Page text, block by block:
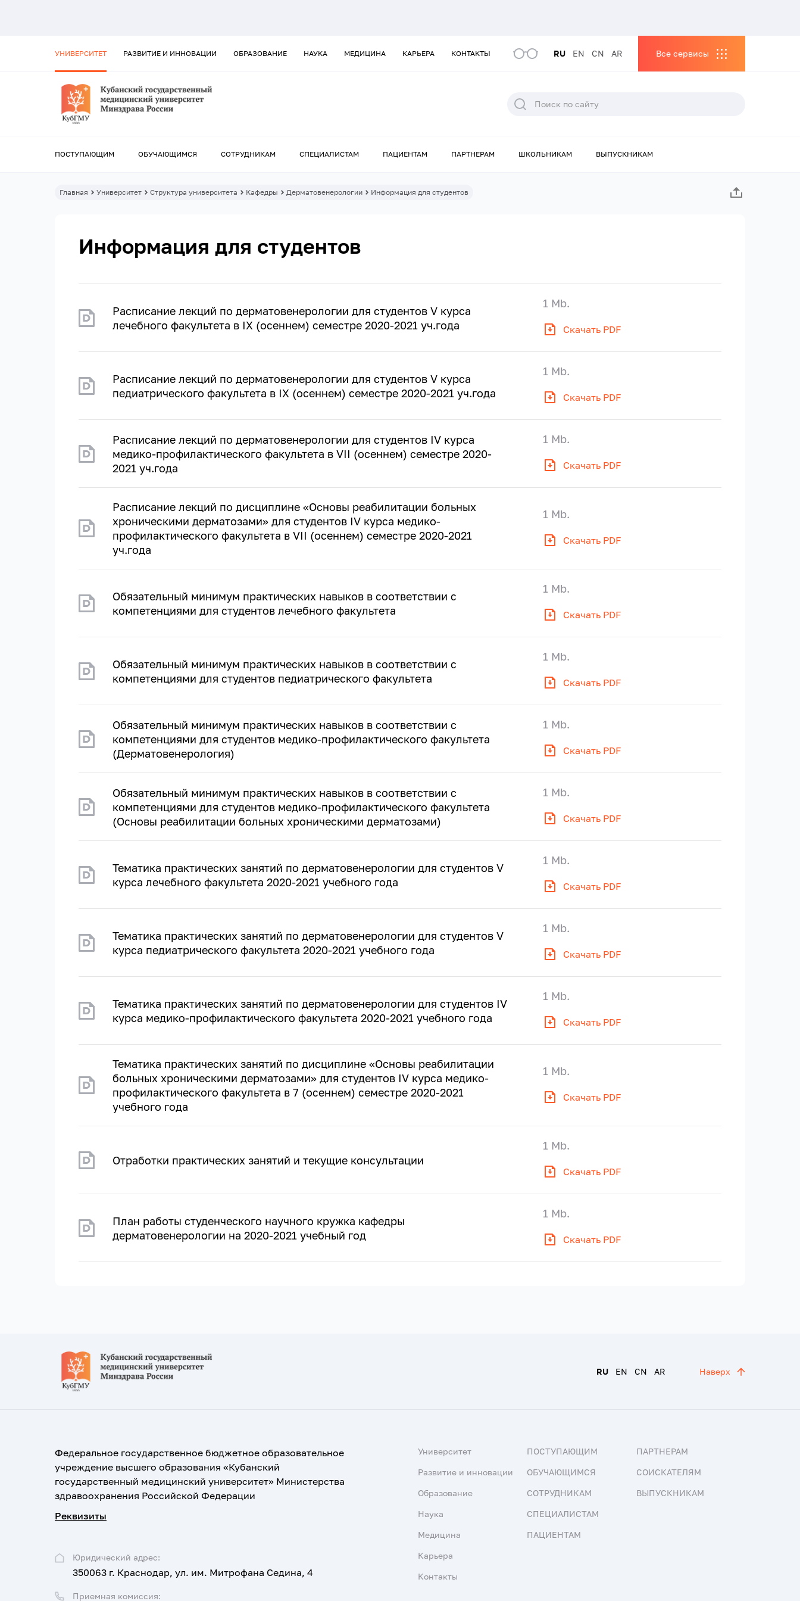
УНИВЕРСИТЕТ РАЗВИТИЕ И ИННОВАЦИИ ОБРАЗОВАНИЕ НАУКА МЕДИЦИНА КАРЬЕРА КОНТАКТЫ RU EN CN AR Все сервисы
ПОСТУПАЮЩИМ ОБУЧАЮЩИМСЯ СОТРУДНИКАМ СПЕЦИАЛИСТАМ ПАЦИЕНТАМ ПАРТНЕРАМ ШКОЛЬНИКАМ ВЫПУСКНИКАМ
Главная Университет Структура университета Кафедры Дерматовенерологии Информация для студентов
Информация для студентов
Расписание лекций по дерматовенерологии для студентов V курса
лечебного факультета в IX (осеннем) семестре 2020-2021 уч.года
Скачать PDF
1 Mb.
Расписание лекций по дерматовенерологии для студентов V курса
педиатрического факультета в IX (осеннем) семестре 2020-2021 уч.года
Скачать PDF
1 Mb.
Расписание лекций по дерматовенерологии для студентов IV курса
медико-профилактического факультета в VII (осеннем) семестре 2020-
2021 уч.года
Скачать PDF
1 Mb.
Расписание лекций по дисциплине «Основы реабилитации больных
хроническими дерматозами» для студентов IV курса медико-
профилактического факультета в VII (осеннем) семестре 2020-2021
уч.года
Скачать PDF
1 Mb.
Обязательный минимум практических навыков в соответствии с
компетенциями для студентов лечебного факультета
Скачать PDF
1 Mb.
Обязательный минимум практических навыков в соответствии с
компетенциями для студентов педиатрического факультета
Скачать PDF
1 Mb.
Обязательный минимум практических навыков в соответствии с
компетенциями для студентов медико-профилактического факультета
(Дерматовенерология)
Скачать PDF
1 Mb.
Обязательный минимум практических навыков в соответствии с
компетенциями для студентов медико-профилактического факультета
(Основы реабилитации больных хроническими дерматозами)
Скачать PDF
1 Mb.
Тематика практических занятий по дерматовенерологии для студентов V
курса лечебного факультета 2020-2021 учебного года
Скачать PDF
1 Mb.
Тематика практических занятий по дерматовенерологии для студентов V
курса педиатрического факультета 2020-2021 учебного года
Скачать PDF
1 Mb.
Тематика практических занятий по дерматовенерологии для студентов IV
курса медико-профилактического факультета 2020-2021 учебного года
Скачать PDF
1 Mb.
Тематика практических занятий по дисциплине «Основы реабилитации
больных хроническими дерматозами» для студентов IV курса медико-
профилактического факультета в 7 (осеннем) семестре 2020-2021
учебного года
Скачать PDF
1 Mb.
Отработки практических занятий и текущие консультации
Скачать PDF
1 Mb.
План работы студенческого научного кружка кафедры
дерматовенерологии на 2020-2021 учебный год
Скачать PDF
1 Mb.
RU EN CN AR Наверх
Федеральное государственное бюджетное образовательное
учреждение высшего образования «Кубанский
государственный медицинский университет» Министерства
здравоохранения Российской Федерации
Реквизиты
Юридический адрес:
350063 г. Краснодар, ул. им. Митрофана Седина, 4
Приемная комиссия:
Университет
Развитие и инновации
Образование
Наука
Медицина
Карьера
Контакты
ПОСТУПАЮЩИМ
ОБУЧАЮЩИМСЯ
СОТРУДНИКАМ
СПЕЦИАЛИСТАМ
ПАЦИЕНТАМ
ПАРТНЕРАМ
СОИСКАТЕЛЯМ
ВЫПУСКНИКАМ